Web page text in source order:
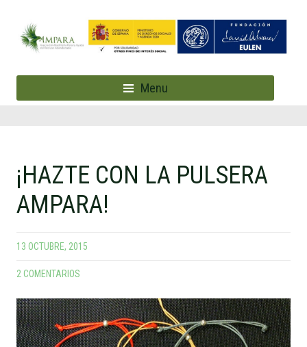
Menu
¡HAZTE CON LA PULSERA
AMPARA!
13 OCTUBRE, 2015
2 COMENTARIOS